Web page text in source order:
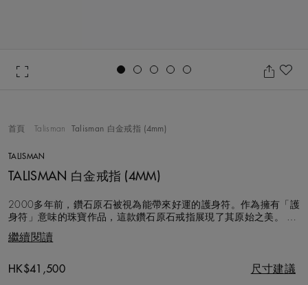
首頁 Talisman Talisman 白金戒指 (4mm)
TALISMAN
TALISMAN 白金戒指 (4MM)
2000多年前，鑽石原石被視為能帶來好運的護身符。作為擁有「護
身符」意味的珠寶作品，這款鑽石原石戒指展現了其原始之美。 這
褐色玫瑰式切割鑽石交錯並列，鑽石總重約0.48克拉。鑽石原石和
衡。
繼續閱讀
Original price
HK$41,500 尺寸建議